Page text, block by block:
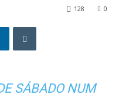
0
128
SÁBADO NUM